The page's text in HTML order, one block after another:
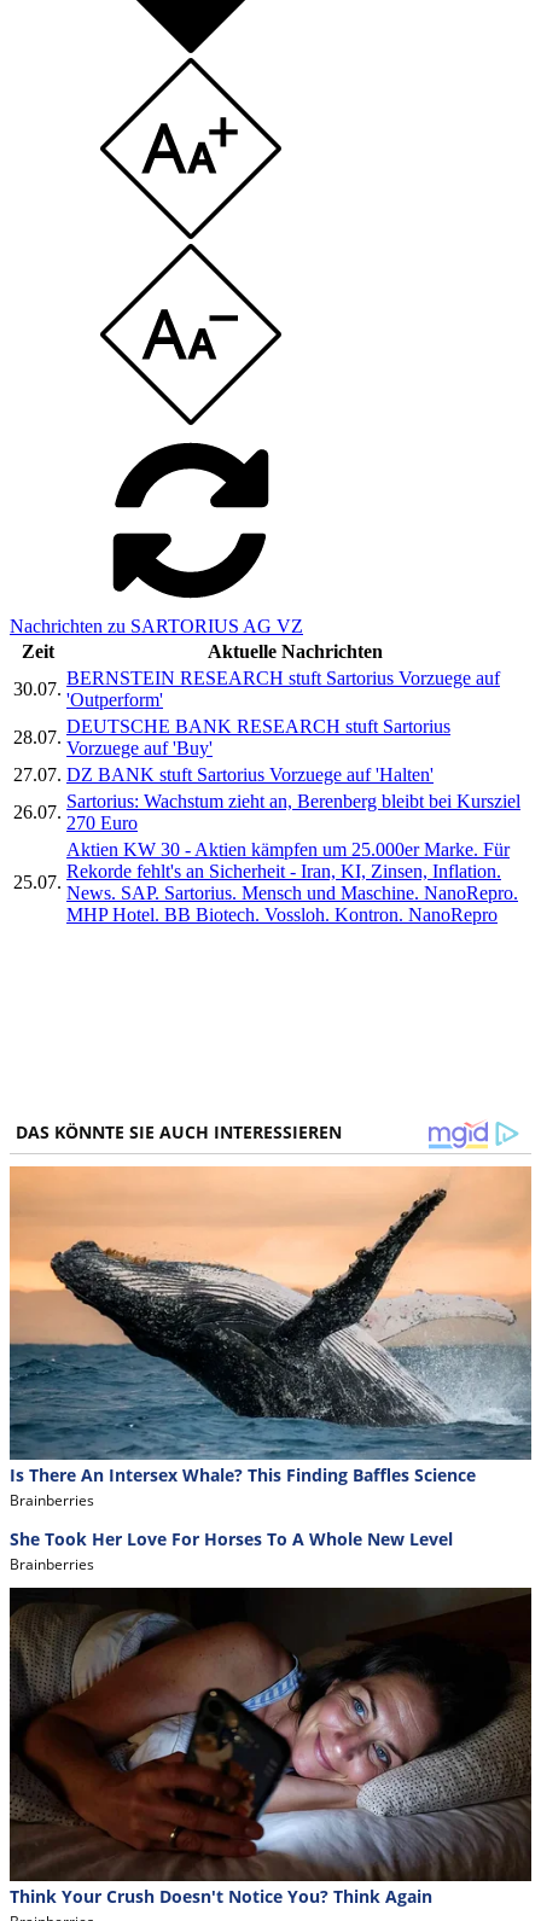
Nachrichten zu SARTORIUS AG VZ
Zeit
Aktuelle Nachrichten
30.07.
BERNSTEIN RESEARCH stuft Sartorius Vorzuege auf
'Outperform'
28.07.
DEUTSCHE BANK RESEARCH stuft Sartorius
Vorzuege auf 'Buy'
27.07. DZ BANK stuft Sartorius Vorzuege auf 'Halten'
26.07.
Sartorius: Wachstum zieht an, Berenberg bleibt bei Kursziel
270 Euro
25.07.
Aktien KW 30 - Aktien kämpfen um 25.000er Marke. Für
Rekorde fehlt's an Sicherheit - Iran, KI, Zinsen, Inflation.
News. SAP. Sartorius. Mensch und Maschine. NanoRepro.
MHP Hotel. BB Biotech. Vossloh. Kontron. NanoRepro